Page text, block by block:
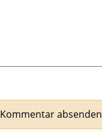
Kommentar absenden